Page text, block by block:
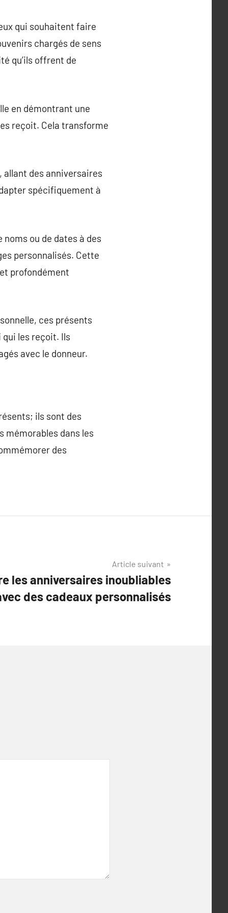
qui souhaitent faire
chargés de sens
qu’ils offrent de
en démontrant une
reçoit. Cela transforme
des anniversaires
spécifiquement à
ou de dates à des
personnalisés. Cette
profondément
ces présents
les reçoit. Ils
avec le donneur.
ils sont des
mémorables dans les
des
Article suivant
les anniversaires inoubliables
des cadeaux personnalisés